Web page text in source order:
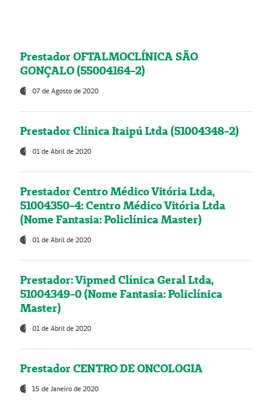
Prestador OFTALMOCLÍNICA SÃO
GONÇALO (55004164-2)
07 de Agosto de 2020
Prestador Clínica Itaipú Ltda (51004348-2)
01 de Abril de 2020
Prestador Centro Médico Vitória Ltda,
51004350-4: Centro Médico Vitória Ltda
(Nome Fantasia: Policlínica Master)
01 de Abril de 2020
Prestador: Vipmed Clínica Geral Ltda,
51004349-0 (Nome Fantasia: Policlínica
Master)
01 de Abril de 2020
Prestador CENTRO DE ONCOLOGIA
15 de Janeiro de 2020